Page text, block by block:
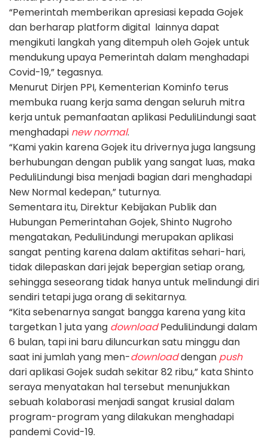
“Pemerintah memberikan apresiasi kepada Gojek
dan berharap platform digital lainnya dapat
mengikuti langkah yang ditempuh oleh Gojek untuk
mendukung upaya Pemerintah dalam menghadapi
Covid-19,” tegasnya.
Menurut Dirjen PPI, Kementerian Kominfo terus
membuka ruang kerja sama dengan seluruh mitra
kerja untuk pemanfaatan aplikasi PeduliLindungi saat
menghadapi new normal.
“Kami yakin karena Gojek itu drivernya juga langsung
berhubungan dengan publik yang sangat luas, maka
PeduliLindungi bisa menjadi bagian dari menghadapi
New Normal kedepan,” tuturnya.
Sementara itu, Direktur Kebijakan Publik dan
Hubungan Pemerintahan Gojek, Shinto Nugroho
mengatakan, PeduliLindungi merupakan aplikasi
sangat penting karena dalam aktifitas sehari-hari,
tidak dilepaskan dari jejak bepergian setiap orang,
sehingga seseorang tidak hanya untuk melindungi diri
sendiri tetapi juga orang di sekitarnya.
“Kita sebenarnya sangat bangga karena yang kita
targetkan 1 juta yang downloadPeduliLindungi dalam
6 bulan, tapi ini baru diluncurkan satu minggu dan
saat ini jumlah yang men-downloaddengan push
dari aplikasi Gojek sudah sekitar 82 ribu,” kata Shinto
seraya menyatakan hal tersebut menunjukkan
sebuah kolaborasi menjadi sangat krusial dalam
program-program yang dilakukan menghadapi
pandemi Covid-19.